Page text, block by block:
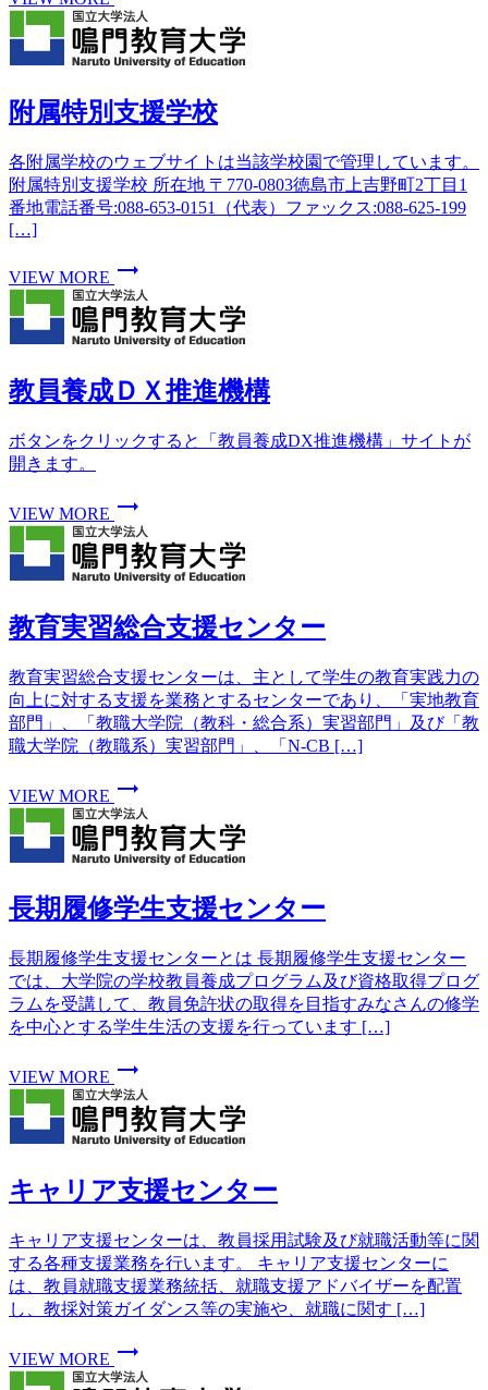
附属特別支援学校
各附属学校のウェブサイトは当該学校園で管理しています。
附属特別支援学校 所在地 〒770-0803徳島市上吉野町2丁目1
番地電話番号:088-653-0151（代表）ファックス:088-625-199
[…]
VIEW MORE trending_flat
教員養成ＤＸ推進機構
ボタンをクリックすると「教員養成DX推進機構」サイトが
開きます。
VIEW MORE trending_flat
教育実習総合支援センター
教育実習総合支援センターは、主として学生の教育実践力の
向上に対する支援を業務とするセンターであり、「実地教育
部門」、「教職大学院（教科・総合系）実習部門」及び「教
職大学院（教職系）実習部門」、「N-CB […]
VIEW MORE trending_flat
長期履修学生支援センター
長期履修学生支援センターとは 長期履修学生支援センター
では、大学院の学校教員養成プログラム及び資格取得プログ
ラムを受講して、教員免許状の取得を目指すみなさんの修学
を中心とする学生生活の支援を行っています […]
VIEW MORE trending_flat
キャリア支援センター
キャリア支援センターは、教員採用試験及び就職活動等に関
する各種支援業務を行います。 キャリア支援センターに
は、教員就職支援業務統括、就職支援アドバイザーを配置
し、教採対策ガイダンス等の実施や、就職に関す […]
VIEW MORE trending_flat